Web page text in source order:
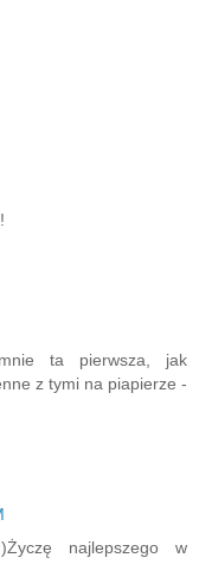
ta pierwsza, jak
z tymi na piapierze -
najlepszego w